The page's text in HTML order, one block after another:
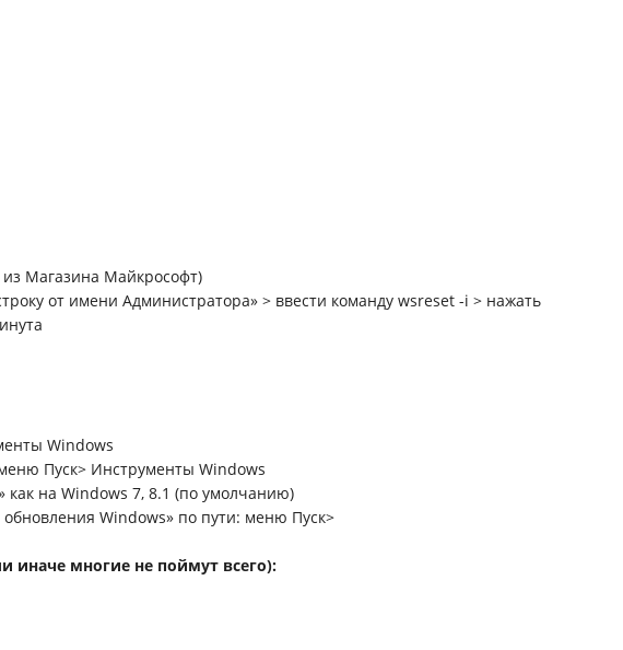
Магазина Майкрософт)
от имени Администратора» > ввести команду wsreset -i > нажать
Windows
Пуск> Инструменты Windows
как на Windows 7, 8.1 (по умолчанию)
Windows» по пути: меню Пуск>
иначе многие не поймут всего):